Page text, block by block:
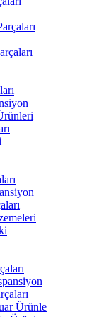
Ürünle